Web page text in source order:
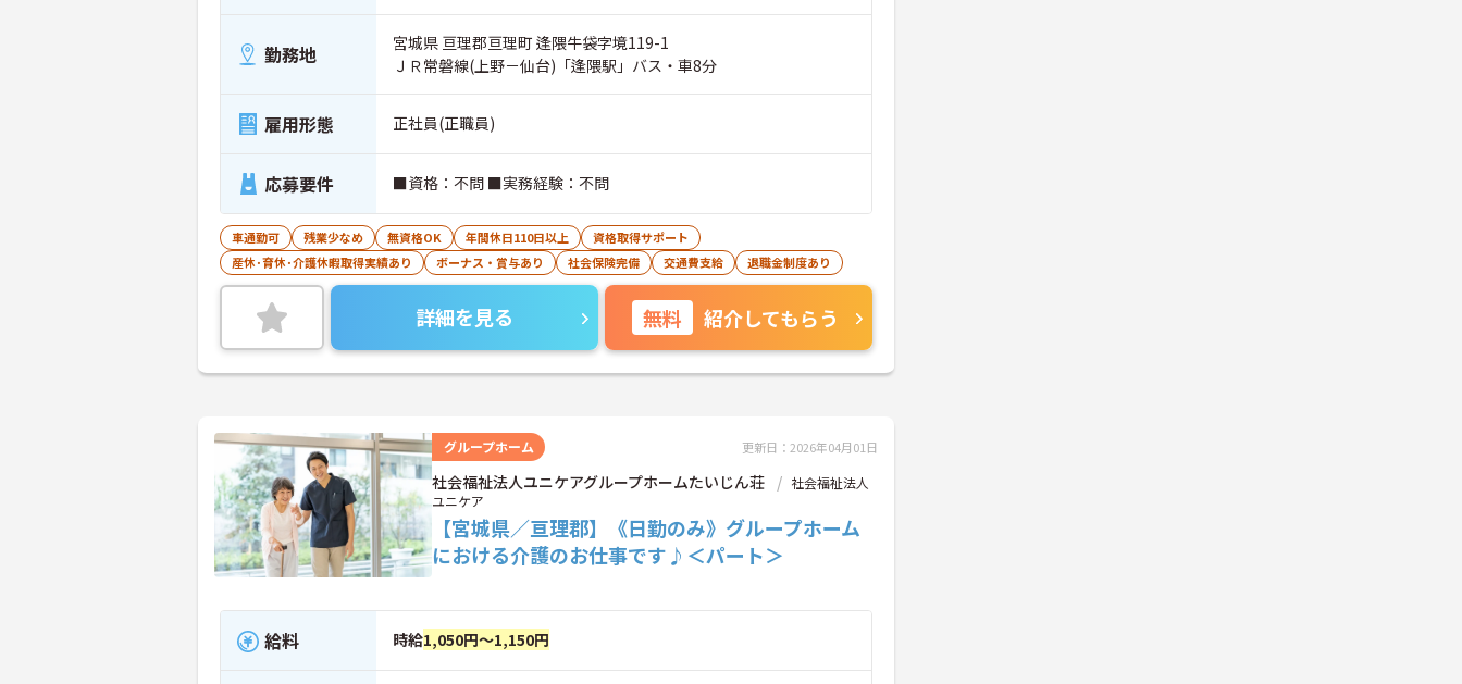
勤務地
宮城県 亘理郡亘理町 逢隈牛袋字境119-1
ＪＲ常磐線(上野－仙台)「逢隈駅」バス・車8分
雇用形態 正社員(正職員)
応募要件 ■資格：不問 ■実務経験：不問
車通勤可 残業少なめ 無資格OK 年間休日110日以上
資格取得サポート
産休･育休･介護休暇取得実績あり
ボーナス・賞与あり 社会保険完備 交通費支給 退職金制度あり
詳細を見る 無料 紹介してもらう
グループホーム 更新日：2026年04月01日
社会福祉法人ユニケアグループホームたいじん荘
社会福祉法人
ユニケア
【宮城県／亘理郡】《日勤のみ》グループホーム
における介護のお仕事です♪＜パート＞
給料 時給1,050円～1,150円